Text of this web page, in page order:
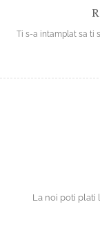
Ti s-a intamplat sa ti
La noi poti plati